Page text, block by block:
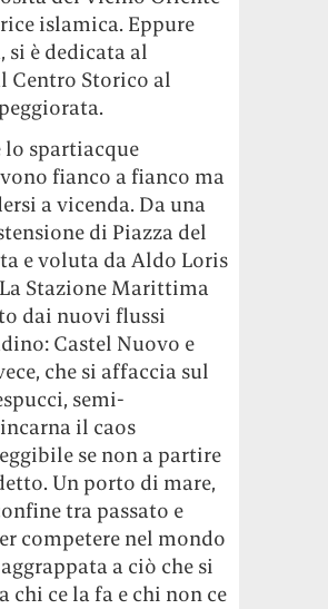
islamica. Eppure
si è dedicata al
Centro Storico al
spartiacque
fianco a fianco ma
a vicenda. Da una
di Piazza del
e voluta da Aldo Loris
Stazione Marittima
dai nuovi flussi
Castel Nuovo e
che si affaccia sul
semi-
il caos
se non a partire
Un porto di mare,
tra passato e
competere nel mondo
a ciò che si
ce la fa e chi non ce